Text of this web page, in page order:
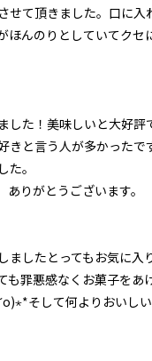
せて頂きました。口に入
ほんのりとしていてク
た！美味しいと大好評
と言う人が多かったで
。
りがとうございます。
ましたとってもお気に入
も罪悪感なくお菓子をあ
そして何よりおいし